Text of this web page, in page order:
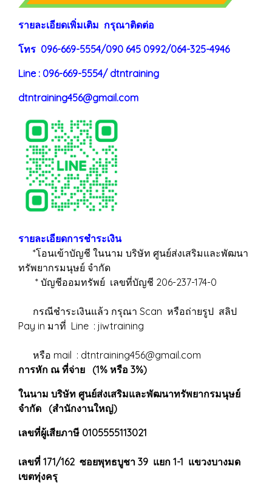
รายละเอียดเพิ่มเติม กรุณาติดต่อ
โทร 096-669-5554/090 645 0992/064-325-4946
Line : 096-669-5554/ dtntraining
dtntraining456@gmail.com
รายละเอียดการชำระเงิน
*โอนเข้าบัญชี ในนาม บริษัท ศูนย์ส่งเสริมและพัฒนา
ทรัพยากรมนุษย์ จำกัด
* บัญชีออมทรัพย์ เลขที่บัญชี 206-237-174-0
กรณีชำระเงินแล้ว กรุณา Scan หรือถ่ายรูป สลิป
Pay in มาที่ Line : jiwtraining
หรือ mail : dtntraining456@gmail.com
การหัก ณ ที่จ่าย (1% หรือ 3%)
ในนาม บริษัท ศูนย์ส่งเสริมและพัฒนาทรัพยากรมนุษย์
จำกัด (สำนักงานใหญ่)
เลขที่ผู้เสียภาษี 0105555113021
เลขที่ 171/162 ซอยพุทธบูชา 39 แยก 1-1 แขวงบางมด
เขตทุ่งครุ